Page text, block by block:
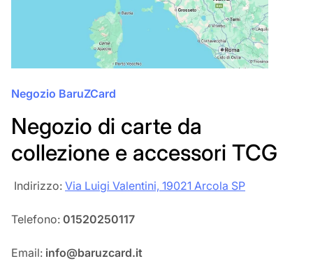
Negozio BaruZCard
Negozio di carte da
collezione e accessori TCG
‎‎ Indirizzo: Via Luigi Valentini, 19021 Arcola SP
Telefono: 01520250117
Email: info@baruzcard.it